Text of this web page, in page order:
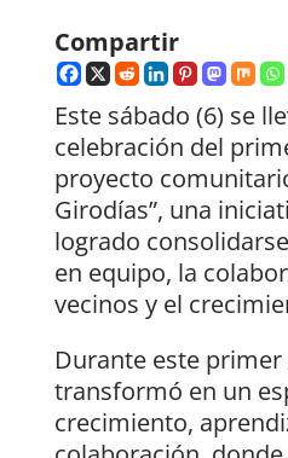
Compartir
Este sábado (6) se
celebración del
proyecto
Girodías”, una
logrado
en equipo, la
vecinos y el
Durante este primer
transformó en un
crecimiento,